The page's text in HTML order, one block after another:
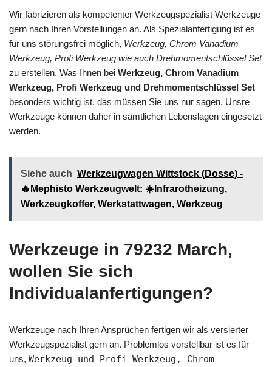
Wir fabrizieren als kompetenter Werkzeugspezialist Werkzeuge
gern nach Ihren Vorstellungen an. Als Spezialanfertigung ist es
für uns störungsfrei möglich, Werkzeug, Chrom Vanadium
Werkzeug, Profi Werkzeug wie auch Drehmomentschlüssel Set
zu erstellen. Was Ihnen bei Werkzeug, Chrom Vanadium
Werkzeug, Profi Werkzeug und Drehmomentschlüssel Set
besonders wichtig ist, das müssen Sie uns nur sagen. Unsre
Werkzeuge können daher in sämtlichen Lebenslagen eingesetzt
werden.
Siehe auch Werkzeugwagen Wittstock (Dosse) -
🔥Mephisto Werkzeugwelt: ☀️Infrarotheizung,
Werkzeugkoffer, Werkstattwagen, Werkzeug
Werkzeuge in 79232 March,
wollen Sie sich
Individualanfertigungen?
Werkzeuge nach Ihren Ansprüchen fertigen wir als versierter
Werkzeugspezialist gern an. Problemlos vorstellbar ist es für
uns, Werkzeug und Profi Werkzeug, Chrom